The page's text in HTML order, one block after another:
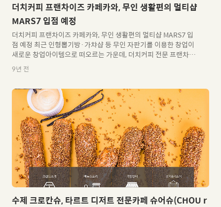
더치커피 프랜차이즈 카페카와, 무인 생활편의 멀티샵
MARS7 입점 예정
더치커피 프랜차이즈 카페카와, 무인 생활편의 멀티샵 MARS7 입
점 예정 최근 인형뽑기방·가챠샵 등 무인 자판기를 이용한 창업이
새로운 창업아이템으로 떠오르는 가운데, 더치커피 전문 프랜차이
즈 카페카와가 VRC와 제휴를 통해 무인 생활편의 멀티샵에 Shop
in Shop으로 입점해 새롭게 영역을 확장한다고 밝혔다. 2018년부
미칠 것으로 예상된다. 직원의 수를 줄이거나 자동화 시스템을 도입
해 인건비를 줄여야만 적자를 면할 수 있다는 목소리가 지속적으로
나오고 있는 상황이다. 이러한 흐름 속에서 무인 자판기는 새롭게
떠오르는 하나의 방안으로 주목받고 있다. 더치커피를 전문적으로
다루는 프랜차이즈 카페카와는 이러한 시장의 흐름에 맞춰 VRC와
9년 전
수제 크로칸슈, 타르트 디저트 전문카페 슈어슈(CHOU r